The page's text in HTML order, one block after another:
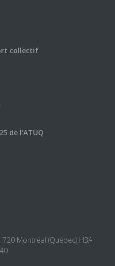
collectif
de l'ATUQ
Montréal (Québec) H3A